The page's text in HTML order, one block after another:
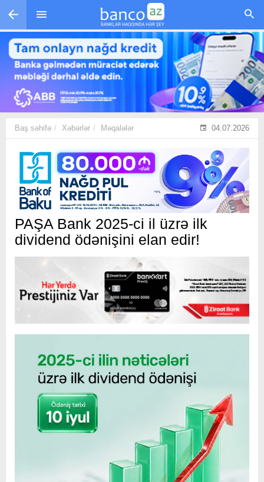
Skip to main content
Baş səhifə Xəbərlər Məqalələr 04.07.2026
PAŞA Bank 2025-ci il üzrə ilk
dividend ödənişini elan edir!